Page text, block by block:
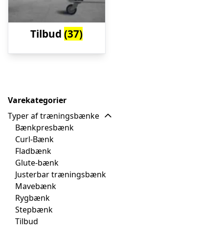
Tilbud(37)
Varekategorier
Typer af træningsbænke
Bænkpresbænk
Curl-Bænk
Fladbænk
Glute-bænk
Justerbar træningsbænk
Mavebænk
Rygbænk
Stepbænk
Tilbud